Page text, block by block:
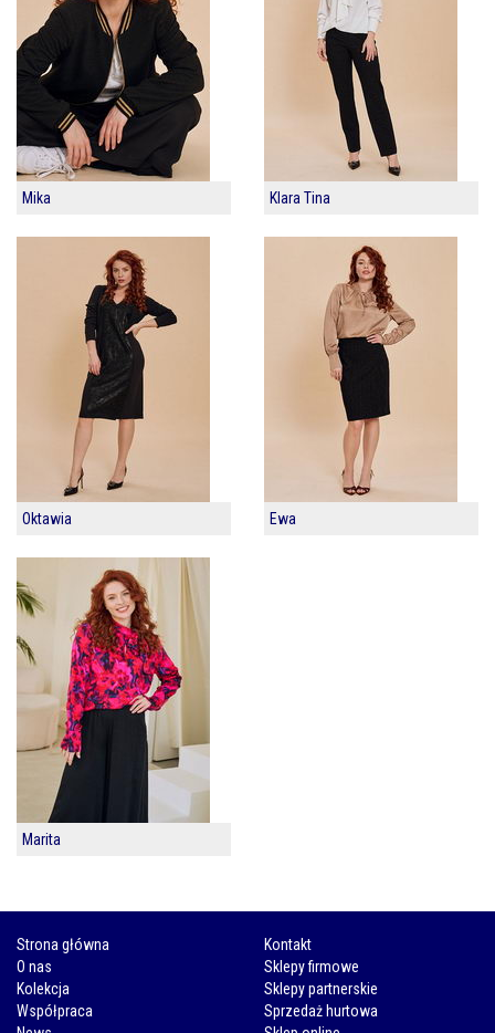
Mika Klara Tina
Oktawia Ewa
Marita
Strona główna
O nas
Kolekcja
Współpraca
Kontakt
Sklepy firmowe
Sklepy partnerskie
Sprzedaż hurtowa